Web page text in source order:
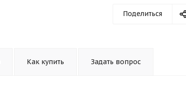
Поделиться
Как купить Задать вопрос